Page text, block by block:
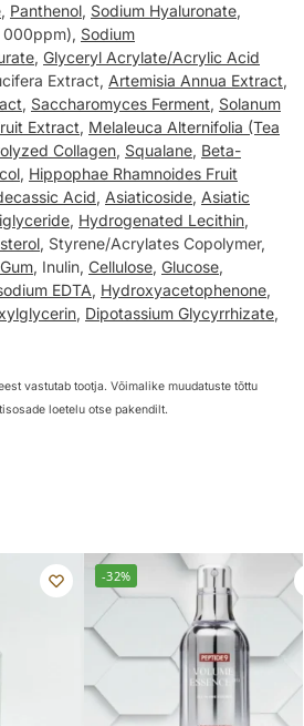
, Panthenol, Sodium Hyaluronate,
000ppm), Sodium
, Glyceryl Acrylate/Acrylic Acid
Extract, Artemisia Annua Extract,
, Saccharomyces Ferment, Solanum
Extract, Melaleuca Alternifolia (Tea
Collagen, Squalane, Beta-
, Hippophae Rhamnoides Fruit
Acid, Asiaticoside, Asiatic
, Hydrogenated Lecithin,
, Styrene/Acrylates Copolymer,
, Inulin, Cellulose, Glucose,
EDTA, Hydroxyacetophenone,
, Dipotassium Glycyrrhizate,
vastutab tootja. Võimalike muudatuste tõttu
loetelu otse pakendilt.
-32%